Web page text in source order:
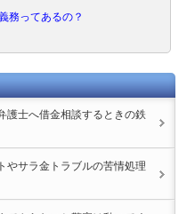
務ってあるの？
護士へ借金相談するときの鉄
やサラ金トラブルの苦情処理